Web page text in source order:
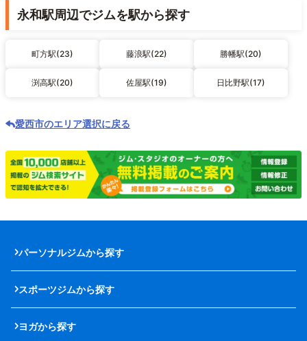
永和駅周辺でジムを駅から探す
町方駅(23) 藤浪駅(22) 勝幡駅(20)
渕高駅(20) 佐屋駅(19) 日比野駅(17)
愛西市のエリア選択に戻る
パーソナルジムから探す
スポーツジムから探す
ヨガから探す